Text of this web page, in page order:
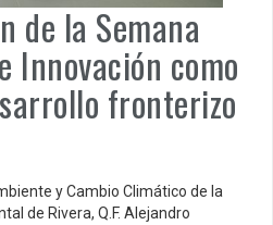
de la Semana
Innovación como
fronterizo
y Cambio Climático de la
de Rivera, Q.F. Alejandro